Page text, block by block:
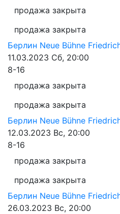
продажа закрыта
продажа закрыта
Берлин Neue Bühne
11.03.2023 Сб, 20:00
8-16
продажа закрыта
продажа закрыта
Берлин Neue Bühne
12.03.2023 Вс, 20:00
8-16
продажа закрыта
продажа закрыта
Берлин Neue Bühne
26.03.2023 Вс, 20:00